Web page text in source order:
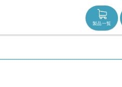
製品一覧